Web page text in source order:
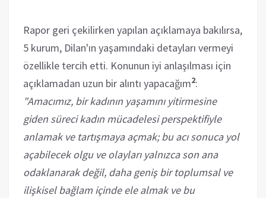
Rapor geri çekilirken yapılan açıklamaya bakılırsa,
5 kurum, Dilan'ın yaşamındaki detayları vermeyi
özellikle tercih etti. Konunun iyi anlaşılması için
açıklamadan uzun bir alıntı yapacağım2:
"Amacımız, bir kadının yaşamını yitirmesine
giden süreci kadın mücadelesi perspektifiyle
anlamak ve tartışmaya açmak; bu acı sonuca yol
açabilecek olgu ve olayları yalnızca son ana
odaklanarak değil, daha geniş bir toplumsal ve
ilişkisel bağlam içinde ele almak ve bu